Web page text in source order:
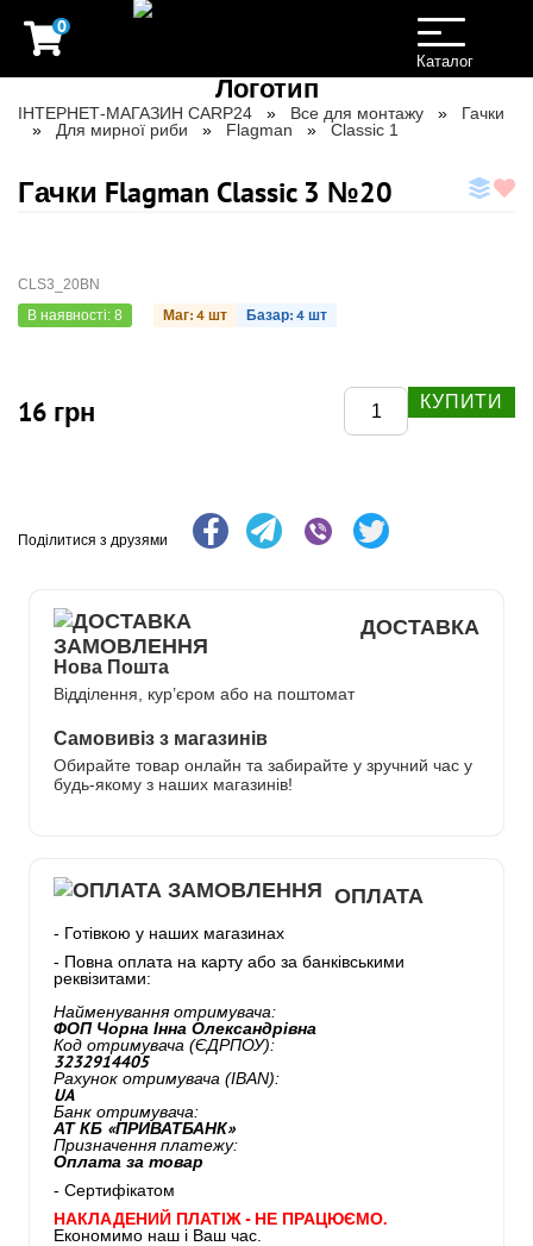
0
Toggle
navigation
Каталог
ІНТЕРНЕТ-МАГАЗИН CARP24 Все для монтажу
Гачки
Для мирної риби
Flagman Classic 1
Гачки Flagman Classic 3 №20
CLS3_20BN
В наявності: 8
Маг: 4 шт Базар: 4 шт
16 грн КУПИТИ
Поділитися з друзями
ДОСТАВКА
Нова Пошта
Відділення, кур’єром або на поштомат
Самовивіз з магазинів
Обирайте товар онлайн та забирайте у зручний час у
будь-якому з наших магазинів!
ОПЛАТА
- Готівкою у наших магазинах
- Повна оплата на карту або за банківськими
реквізитами:
Найменування отримувача:
ФОП Чорна Інна Олександрівна
Код отримувача (ЄДРПОУ):
3232914405
Рахунок отримувача (IBAN):
UA
Банк отримувача:
АТ КБ «ПРИВАТБАНК»
Призначення платежу:
Оплата за товар
- Сертифікатом
НАКЛАДЕНИЙ ПЛАТІЖ - НЕ ПРАЦЮЄМО.
Економимо наш і Ваш час.